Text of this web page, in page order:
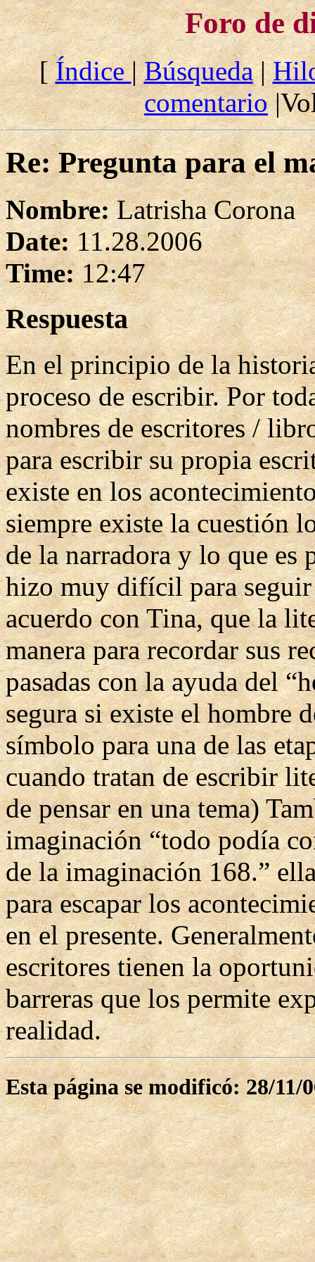
Foro de
[Índice|Búsqueda|
comentario
Re: Pregunta para el
Nombre:Latrisha Corona
Date:11.28.2006
Time:12:47
Respuesta
En el principio de la
proceso de escribir. Por
nombres de escritores /
para escribir su propia
existe en los
siempre existe la cuestión
de la narradora y lo que es
hizo muy difícil para
acuerdo con Tina, que la
manera para recordar sus
pasadas con la ayuda del
segura si existe el hombre
símbolo para una de las
cuando tratan de escribir
de pensar en una tema)
imaginación “todo podía
de la imaginación 168.”
para escapar los
en el presente.
escritores tienen la
barreras que los permite
realidad.
Esta página se modificó: 28/11/